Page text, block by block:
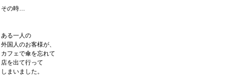
その時…
ある一人の
外国人のお客様が、
カフェで傘を忘れて
店を出て行って
しまいました。